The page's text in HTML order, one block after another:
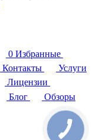
0 Избранные
Контакты
Услуги
Лицензии
Блог
Обзоры
КНОПКА
СВЯЗИ